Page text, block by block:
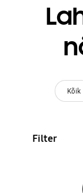
Kõik
Filter